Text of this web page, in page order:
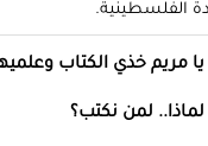
قاتلة.. مضادات
كريم"!
الفلسطينية.
يا مريم خذي الكتاب
لماذا.. لمن نكتب؟